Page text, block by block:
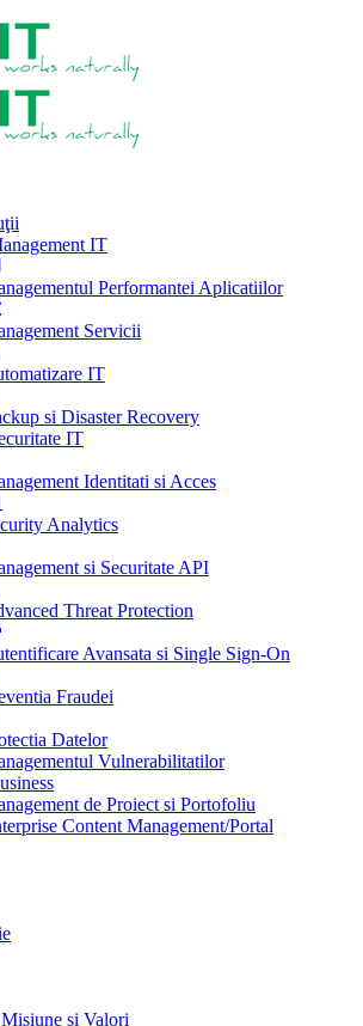
IT
Performantei Aplicatiilor
Servicii
IT
si Disaster Recovery
IT
Identitati si Acces
Analytics
si Securitate API
Threat Protection
Avansata si Single Sign-On
Fraudei
Datelor
Vulnerabilitatilor
de Proiect si Portofoliu
Content Management/Portal
si Valori